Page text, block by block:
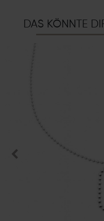
DAS KÖNNTE